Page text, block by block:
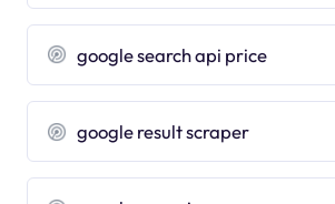
google search api price
google result scraper